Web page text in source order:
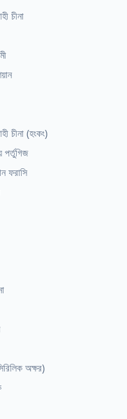
চীনা
চীনা (হংকং)
পর্তুগিজ
ফরাসি
অক্ষর)